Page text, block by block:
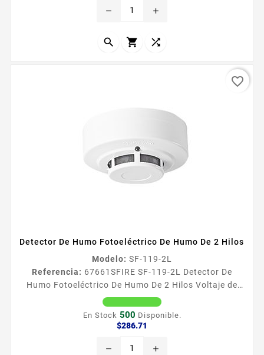
genera acumulacion en los detectores El probador de
maacutes bajo por prueba de...
remove add
  
Detector De Humo Fotoeléctrico De Humo De 2 Hilos
Modelo: SF-119-2L
Referencia: 67661 SFIRE SF-119-2L Detector De
Humo Fotoeléctrico De Humo De 2 Hilos Voltaje de
de alarma 45 mA en reposo Proteccioacuten
antipolvo malla metaacutelica Dimensiones 42 mm
UL 1 antildeo de garantia
En Stock 500 Disponible.
$286.71
remove add
favorite_border